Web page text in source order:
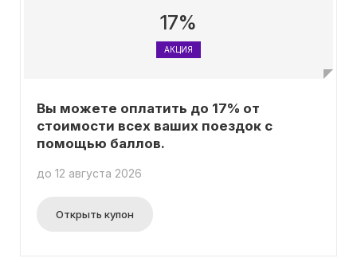
17%
АКЦИЯ
Вы можете оплатить до 17% от
стоимости всех ваших поездок с
помощью баллов.
до 12 августа 2026
Открыть купон